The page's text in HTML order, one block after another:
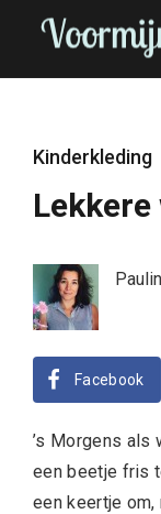
Kinderkleding
Facebook
’s Morgens als
een beetje fris
een keertje om,